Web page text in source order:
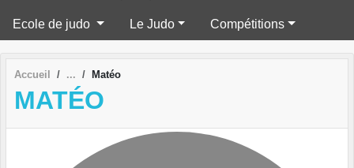
Ecole de judo Le Judo Compétitions
Accueil Matéo
MATÉO